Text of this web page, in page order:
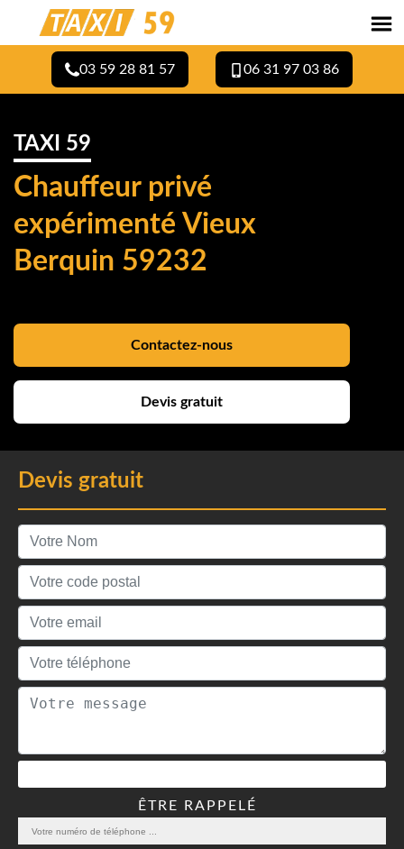
03 59 28 81 57 06 31 97 03 86
TAXI 59
Chauffeur privé
expérimenté Vieux
Berquin 59232
Contactez-nous
Devis gratuit
Devis gratuit
ÊTRE RAPPELÉ